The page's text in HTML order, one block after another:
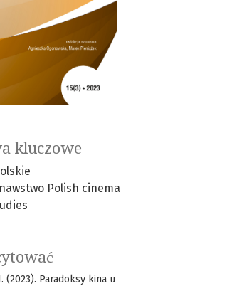
kluczowe
Polish cinema
(2023). Paradoksy kina u